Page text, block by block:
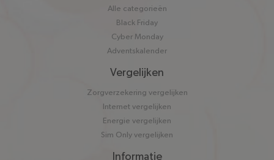
Alle categorieën
Black Friday
Cyber Monday
Adventskalender
Vergelijken
Zorgverzekering vergelijken
Internet vergelijken
Energie vergelijken
Sim Only vergelijken
Informatie